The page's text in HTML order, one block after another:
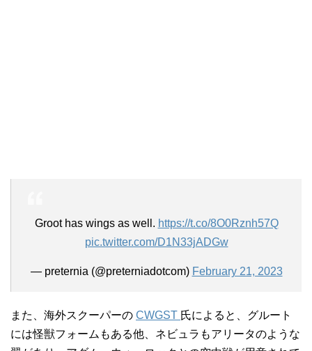
Groot has wings as well. https://t.co/8O0Rznh57Q
pic.twitter.com/D1N33jADGw
— preternia (@preterniadotcom) February 21, 2023
また、海外スクーパーの CWGST 氏によると、グルート
には怪獣フォームもある他、ネビュラもアリータのような